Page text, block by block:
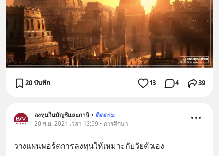
20 บันทึก 13 4 39
ลงทุนในบัญชีและภาษี • ติดตาม
20 พ.ย. 2021 เวลา 12:59 • การศึกษา
วางแผนพอร์ตการลงทุนให้เหมาะกับวัยตัวเอง